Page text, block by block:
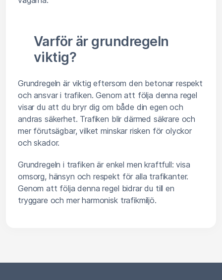
Varför är grundregeln
viktig?
Grundregeln är viktig eftersom den betonar respekt
och ansvar i trafiken. Genom att följa denna regel
visar du att du bryr dig om både din egen och
andras säkerhet. Trafiken blir därmed säkrare och
mer förutsägbar, vilket minskar risken för olyckor
och skador.
Grundregeln i trafiken är enkel men kraftfull: visa
omsorg, hänsyn och respekt för alla trafikanter.
Genom att följa denna regel bidrar du till en
tryggare och mer harmonisk trafikmiljö.